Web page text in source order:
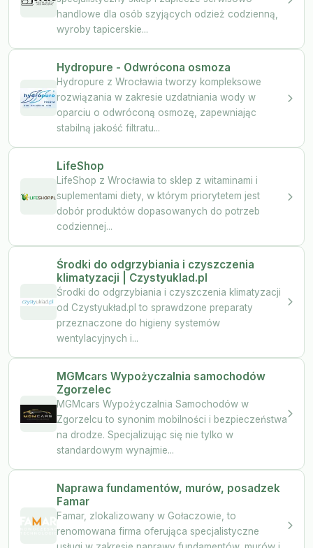
handlowe dla osób szyjących odzież codzienną,
wyroby tapicerskie...
Hydropure - Odwrócona osmoza
Hydropure z Wrocławia tworzy kompleksowe
rozwiązania w zakresie uzdatniania wody w
oparciu o odwróconą osmozę, zapewniając
stabilną jakość filtratu...
LifeShop
LifeShop z Wrocławia to sklep z witaminami i
suplementami diety, w którym priorytetem jest
dobór produktów dopasowanych do potrzeb
codziennej...
Środki do odgrzybiania i czyszczenia
klimatyzacji | Czystyuklad.pl
Środki do odgrzybiania i czyszczenia klimatyzacji
od Czystyukład.pl to sprawdzone preparaty
przeznaczone do higieny systemów
wentylacyjnych i...
MGMcars Wypożyczalnia samochodów
Zgorzelec
MGMcars Wypożyczalnia Samochodów w
Zgorzelcu to synonim mobilności i bezpieczeństwa
na drodze. Specjalizując się nie tylko w
standardowym wynajmie...
Naprawa fundamentów, murów, posadzek
Famar
Famar, zlokalizowany w Gołaczowie, to
renomowana firma oferująca specjalistyczne